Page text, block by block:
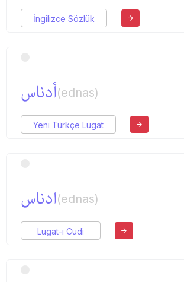
İngilizce Sözlük
أدناس(ednas)
Yeni Türkçe Lugat
ادناس(ednas)
Lugat-ı Cudi